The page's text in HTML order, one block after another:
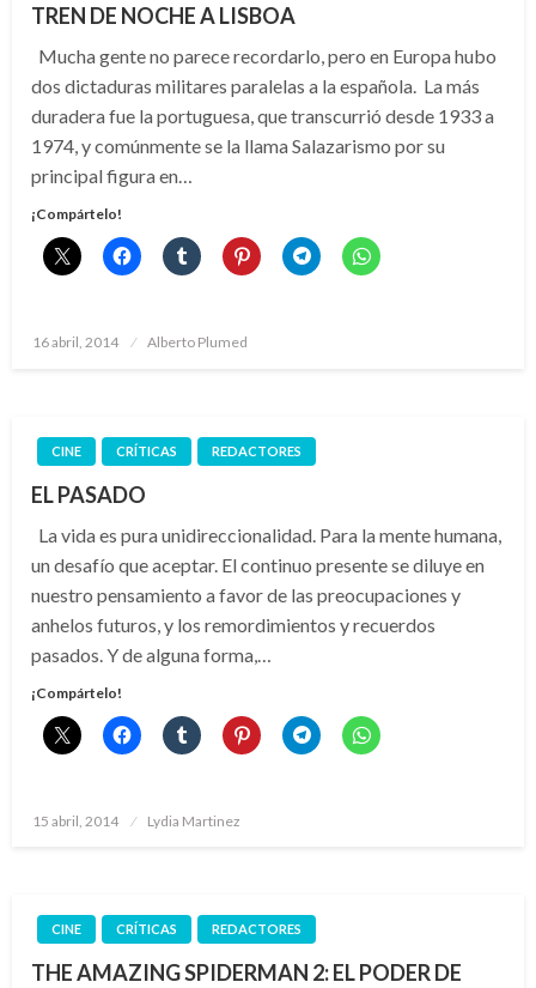
TREN DE NOCHE A LISBOA
Mucha gente no parece recordarlo, pero en Europa hubo
dos dictaduras militares paralelas a la española. La más
duradera fue la portuguesa, que transcurrió desde 1933 a
1974, y comúnmente se la llama Salazarismo por su
principal figura en…
¡Compártelo!
Publicado
16 abril, 2014 Alberto Plumed
CINE CRÍTICAS REDACTORES
EL PASADO
La vida es pura unidireccionalidad. Para la mente humana,
un desafío que aceptar. El continuo presente se diluye en
nuestro pensamiento a favor de las preocupaciones y
anhelos futuros, y los remordimientos y recuerdos
pasados. Y de alguna forma,…
¡Compártelo!
Publicado
15 abril, 2014 Lydia Martinez
CINE CRÍTICAS REDACTORES
THE AMAZING SPIDERMAN 2: EL PODER DE